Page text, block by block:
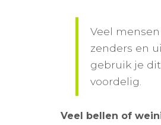
Veel
zenders en
gebruik je
voordelig.
Veel bellen of